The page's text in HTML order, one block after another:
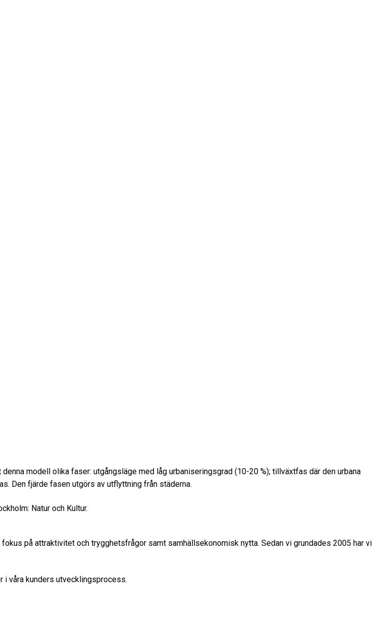
modell olika faser: utgångsläge med låg urbaniseringsgrad (10-20 %); tillväxtfas där den urbana
Den fjärde fasen utgörs av utflyttning från städerna.
Natur och Kultur.
på attraktivitet och trygghetsfrågor samt samhällsekonomisk nytta. Sedan vi grundades 2005 har vi
i våra kunders utvecklingsprocess.